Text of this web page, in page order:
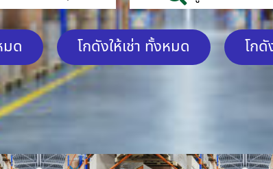
มด โกดังให้เช่า ทั้งหมด โกดั